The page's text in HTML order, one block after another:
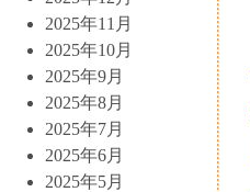
2025年11月
2025年10月
2025年9月
2025年8月
2025年7月
2025年6月
2025年5月